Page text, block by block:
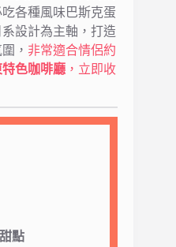
各種風味巴斯克蛋
設計為主軸，打造
， 非常適合情侶約
特色咖啡廳 ，立即收
點